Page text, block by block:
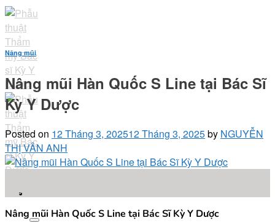
Skip
to
content
Nâng mũi
Nâng mũi Hàn Quốc S Line tại Bác Sĩ
Kỳ Y Dược
Posted on 12 Tháng 3, 202512 Tháng 3, 2025by NGUYỄN
THỊ VÂN ANH
Th3
Nâng mũi Hàn Quốc S Line tại Bác Sĩ Kỳ Y Dược